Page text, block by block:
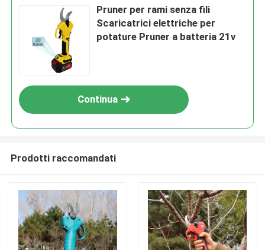
Pruner per rami senza fili
Scaricatrici elettriche per
potature Pruner a batteria 21v
Continua
Prodotti raccomandati